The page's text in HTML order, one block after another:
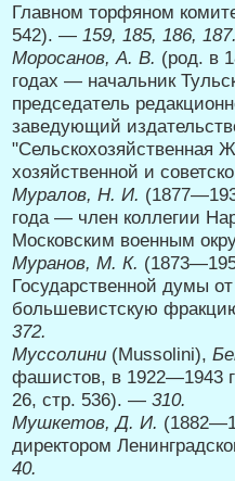
Главном торфяном
542). — 159, 185, 186,
Моросанов, А. В. (род. в
годах — начальник
председатель
заведующий
"Сельскохозяйственная
хозяйственной и
Муралов, Н. И.
года — член коллегии
Московским военным
Муранов, М. К.
Государственной думы
большевистскую
372.
Муссолини (Mussolini),
фашистов, в 1922—1943
26, стр. 536). — 310.
Мушкетов, Д. И.
директором
40.